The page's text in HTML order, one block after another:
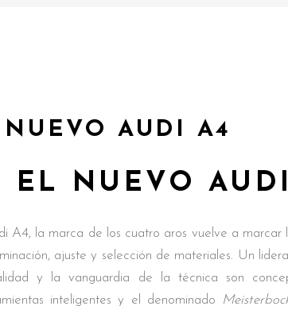
AUDI A4
EL NUEVO
A4, la marca de los cuatro aros vuelve a
ajuste y selección de materiales. Un
y la vanguardia de la técnica son
inteligentes y el denominado